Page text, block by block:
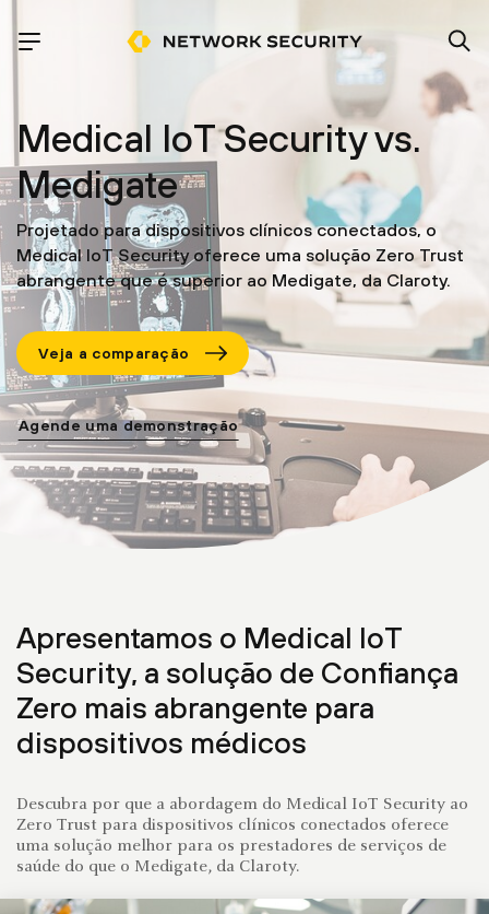
Medical IoT Security vs.
Medigate
Projetado para dispositivos clínicos conectados, o
Medical IoT Security oferece uma solução Zero Trust
abrangente que é superior ao Medigate, da Claroty.
Veja a comparação
Agende uma demonstração
Apresentamos o Medical IoT
Security, a solução de Confiança
Zero mais abrangente para
dispositivos médicos
Descubra por que a abordagem do Medical IoT Security ao
Zero Trust para dispositivos clínicos conectados oferece
uma solução melhor para os prestadores de serviços de
saúde do que o Medigate, da Claroty.